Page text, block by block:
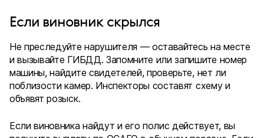
Если виновник скрылся
Не преследуйте нарушителя — оставайтесь на месте
и вызывайте ГИБДД. Запомните или запишите номер
машины, найдите свидетелей, проверьте, нет ли
поблизости камер. Инспекторы составят схему и
объявят розыск.
Если виновника найдут и его полис действует, вы